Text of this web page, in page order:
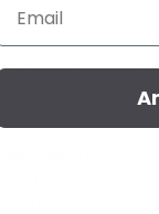
nahezu jedes
dezent ab. Beim
gepresst,
unbeabsichtigten
gehärtet"
Leuchtindexe